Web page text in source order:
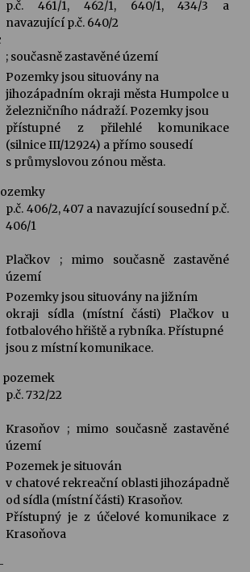
p.č. 461/1, 462/1, 640/1, 434/3 a
navazující p.č. 640/2
; současně zastavěné území
Pozemky jsou situovány na
jihozápadním okraji města Humpolce u
železničního nádraží. Pozemky jsou
přístupné z přilehlé komunikace
(silnice III/12924) a přímo sousedí
s průmyslovou zónou města.
p.č. 406/2, 407 a navazující sousední p.č.
406/1
Plačkov ; mimo současně zastavěné
území
Pozemky jsou situovány na jižním
okraji sídla (místní části) Plačkov u
fotbalového hřiště a rybníka. Přístupné
jsou z místní komunikace.
p.č. 732/22
Krasoňov ; mimo současně zastavěné
území
Pozemek je situován
v chatové rekreační oblasti jihozápadně
od sídla (místní části) Krasoňov.
Přístupný je z účelové komunikace z
Krasoňova